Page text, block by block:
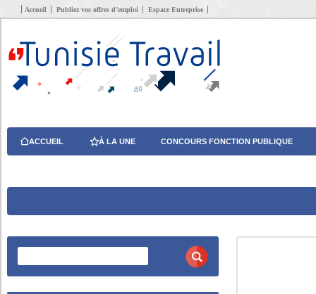
Accueil Publiez vos offres d’emploi Espace Entreprise
ACCUEIL À LA UNE CONCOURS FONCTION PUBLIQUE